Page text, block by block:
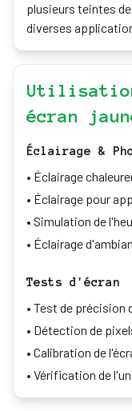
plusieurs teintes
diverses
écran
Éclairage &
• Éclairage
• Éclairage pour
• Simulation de
• Éclairage
Tests d'écran
• Test de précision
• Détection de
• Calibration de
• Vérification de